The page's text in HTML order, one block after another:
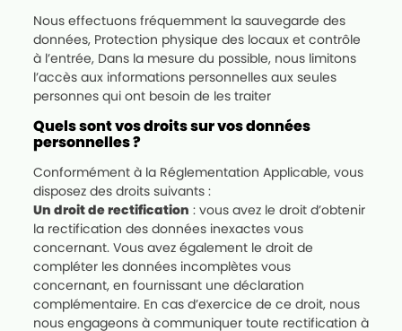
Nous effectuons fréquemment la sauvegarde des
données, Protection physique des locaux et contrôle
à l’entrée, Dans la mesure du possible, nous limitons
l’accès aux informations personnelles aux seules
personnes qui ont besoin de les traiter
Quels sont vos droits sur vos données
personnelles ?
Conformément à la Réglementation Applicable, vous
disposez des droits suivants :
Un droit de rectification : vous avez le droit d’obtenir
la rectification des données inexactes vous
concernant. Vous avez également le droit de
compléter les données incomplètes vous
concernant, en fournissant une déclaration
complémentaire. En cas d’exercice de ce droit, nous
nous engageons à communiquer toute rectification à